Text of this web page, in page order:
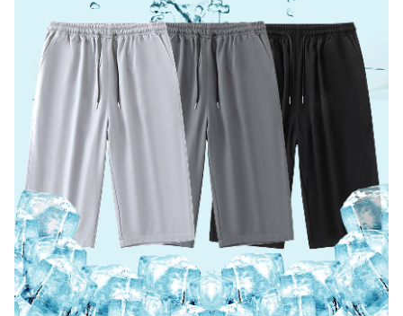
품질보증기준 상품 상세설명 참조
A/S 책임자와 전화번호 상품 상세설명 참조
주문후 예상 배송기간 상품 상세설명 참조